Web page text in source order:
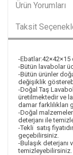
Ürün Yorumları
Taksit
-Ebatlar:42×42×15
-Bütün lavabolar
-Bütün ürünler
değişiklik
-Doğal Taş
üretilmektedir ve
damar
-Doğal
deterjanı ile
-Tekli satış
geçebilirsiniz.
-Bulaşık deterjanı
temizleyebilirsiniz.